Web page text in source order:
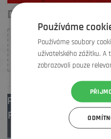
DOPORUČENÍ
K tomuto produktu
hodnocení. Buďte
Prodejny
Frýdek-Místek
,
Používáme
Používáme soubory
uživatelského zážitku. A
zobrazovali pouze